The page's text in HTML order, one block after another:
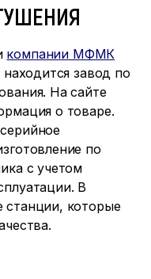
компании МФМК
завод по
На сайте
о товаре.
по
с учетом
В
станции, которые